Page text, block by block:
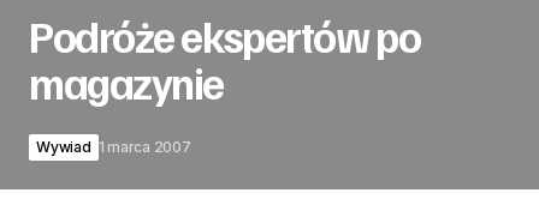
Podróże ekspertów po
magazynie
Wywiad 1 marca 2007